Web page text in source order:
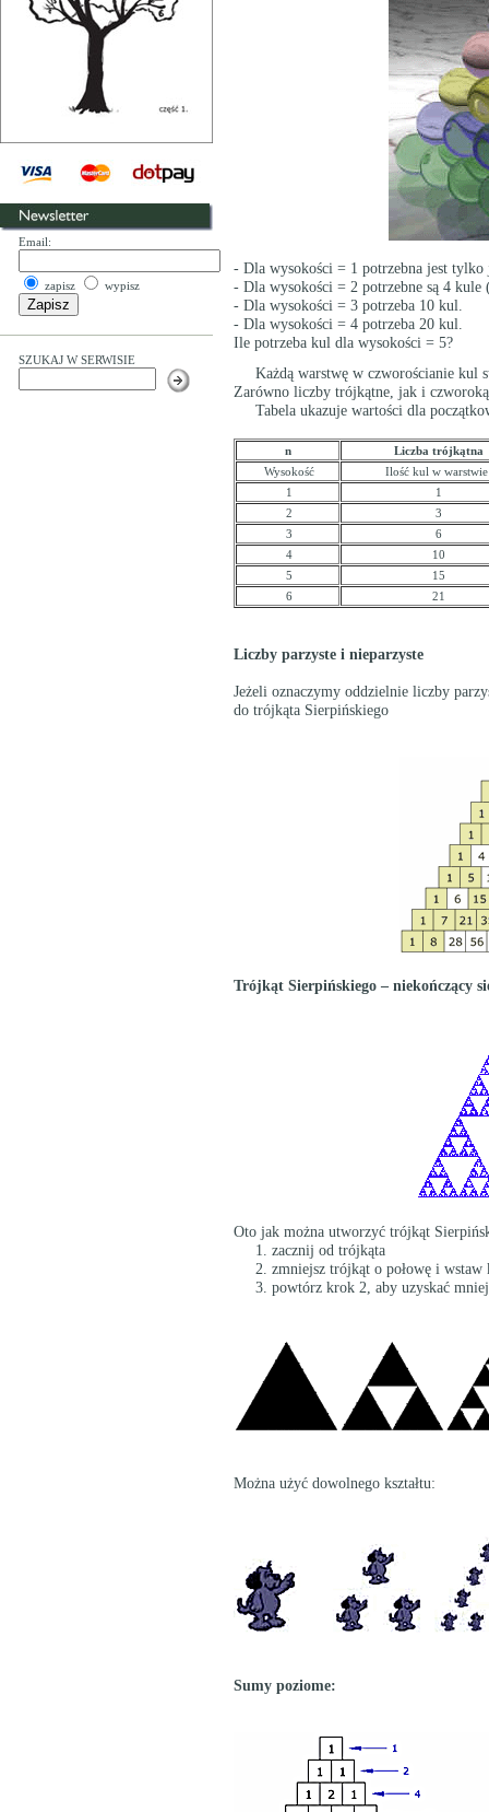
Email:
zapisz wypisz
SZUKAJ W SERWISIE
- Dla wysokości = 1 potrzebna jest tylko
- Dla wysokości = 2 potrzebne są 4
- Dla wysokości = 3 potrzeba 10 kul.
- Dla wysokości = 4 potrzeba 20 kul.
Ile potrzeba kul dla wysokości = 5?
Każdą warstwę w czworościanie kul
Zarówno liczby trójkątne, jak i
Tabela ukazuje wartości dla
n
Liczba trójkątna
Wysokość
Ilość kul w warstwie
1
1
2
3
3
6
4
10
5
15
6
21
Liczby parzyste i nieparzyste
Jeżeli oznaczymy oddzielnie liczby
do trójkąta Sierpińskiego
Trójkąt Sierpińskiego – niekończący
Oto jak można utworzyć trójkąt
1. zacznij od trójkąta
2. zmniejsz trójkąt o połowę i wstaw
3. powtórz krok 2, aby uzyskać
Można użyć dowolnego kształtu:
Sumy poziome: